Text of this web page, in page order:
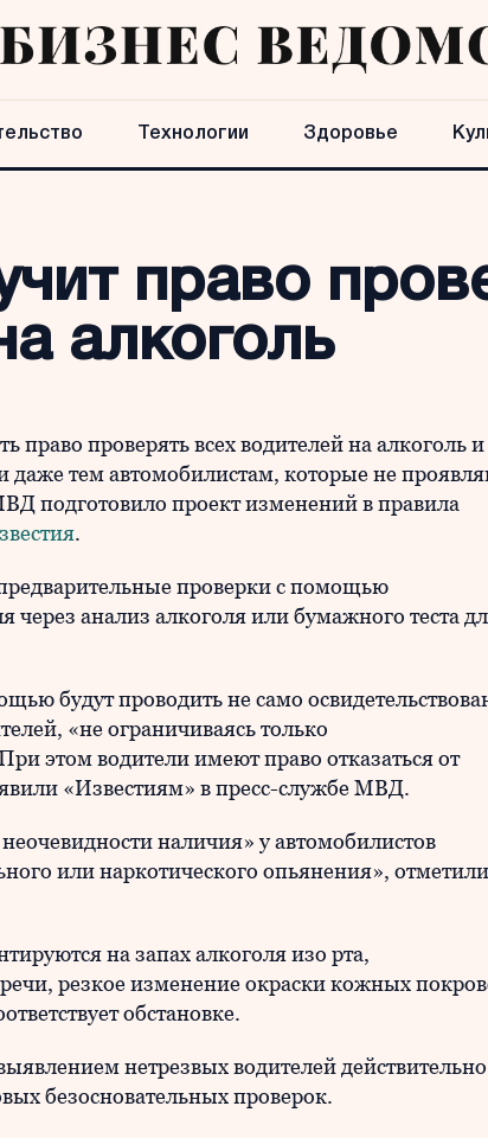
Технологии Здоровье
право
алкоголь
проверять всех водителей на алкоголь и
даже тем автомобилистам, которые не
подготовило проект изменений в правила
.
проверки с помощью
через анализ алкоголя или бумажного теста
будут проводить не само
«не ограничиваясь только
этом водители имеют право отказаться от
«Известиям» в пресс-службе МВД.
наличия» у автомобилистов
или наркотического опьянения»,
на запах алкоголя изо рта,
резкое изменение окраски кожных
обстановке.
нетрезвых водителей действительно
безосновательных проверок.